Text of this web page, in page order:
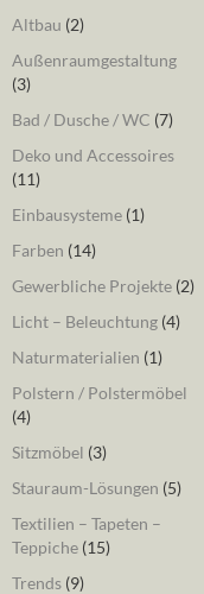
Altbau (2)
Außenraumgestaltung
(3)
Bad / Dusche / WC (7)
Deko und Accessoires
(11)
Einbausysteme (1)
Farben (14)
Gewerbliche Projekte (2)
Licht – Beleuchtung (4)
Naturmaterialien (1)
Polstern / Polstermöbel
(4)
Sitzmöbel (3)
Stauraum-Lösungen (5)
Textilien – Tapeten –
Teppiche (15)
Trends (9)